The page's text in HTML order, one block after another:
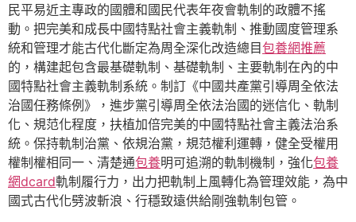
民平易近主專政的國體和國民代表年夜會軌制的政體不搖
動。把完美和成長中國特點社會主義軌制、推動國度管理系
統和管理才能古代化斷定為周全深化改造總目包養網推薦
的，構建起包含最基礎軌制、基礎軌制、主要軌制在內的中
國特點社會主義軌制系統。制訂《中國共產黨引導周全依法
治國任務條例》，進步黨引導周全依法治國的迷信化、軌制
化、規范化程度，扶植加倍完美的中國特點社會主義法治系
統。保持軌制治黨、依規治黨，規范權利運轉，健全受權用
權制權相同一、清楚通包養明可追溯的軌制機制，強化包養
網dcard軌制履行力，出力把軌制上風轉化為管理效能，為中
國式古代化劈波斬浪、行穩致遠供給剛強軌制包管。